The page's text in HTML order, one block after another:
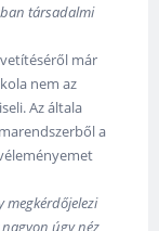
társadalmi
már
nem az
Az általa
a
megkérdőjelezi
úgy néz